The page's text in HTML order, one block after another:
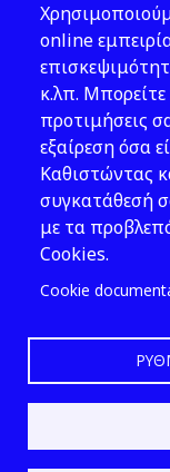
online
κ.λπ. Μπορείτε
προτιμήσεις
εξαίρεση όσα
Καθιστώντας
συγκατάθεσή
με τα
Cookies.
Cookie